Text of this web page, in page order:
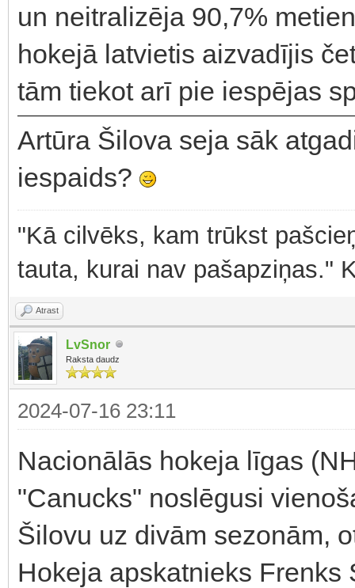
un neitralizēja 90,7%
hokejā latvietis aizvadījis
tām tiekot arī pie iespējas
Artūra Šilova seja sāk
iespaids?
"Kā cilvēks, kam trūkst
tauta, kurai nav pašapziņas."
Atrast
LvSnor
Raksta daudz
2024-07-16 23:11
Nacionālās hokeja līgas
"Canucks" noslēgusi
Šilovu uz divām sezonām,
Hokeja apskatnieks